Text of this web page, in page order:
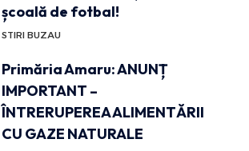
școală de fotbal!
STIRI BUZAU
Primăria Amaru: ANUNȚ
IMPORTANT –
ÎNTRERUPEREA ALIMENTĂRII
CU GAZE NATURALE